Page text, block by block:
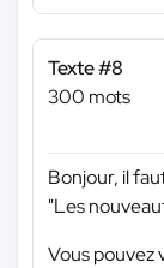
Texte #8
300 mots
Bonjour, il
"Les
Vous pouvez